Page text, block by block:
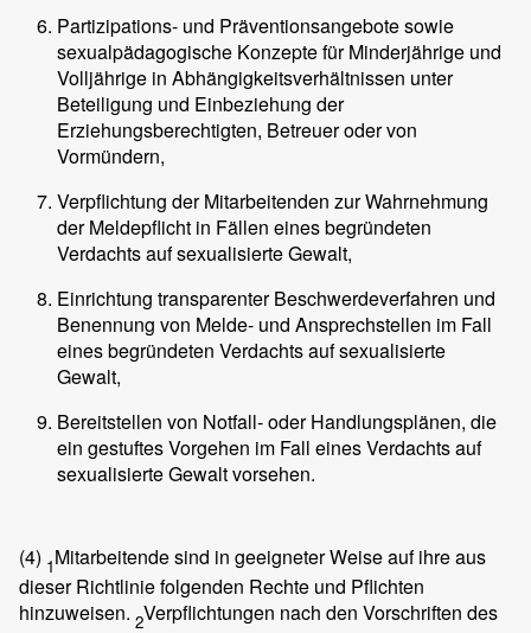
Partizipations- und Präventionsangebote sowie
sexualpädagogische Konzepte für Minderjährige und
Volljährige in Abhängigkeitsverhältnissen unter
Beteiligung und Einbeziehung der
Erziehungsberechtigten, Betreuer oder von
Vormündern,
Verpflichtung der Mitarbeitenden zur Wahrnehmung
der Meldepflicht in Fällen eines begründeten
Verdachts auf sexualisierte Gewalt,
Einrichtung transparenter Beschwerdeverfahren und
Benennung von Melde- und Ansprechstellen im Fall
eines begründeten Verdachts auf sexualisierte
Gewalt,
Bereitstellen von Notfall- oder Handlungsplänen, die
ein gestuftes Vorgehen im Fall eines Verdachts auf
sexualisierte Gewalt vorsehen.
(4) 1Mitarbeitende sind in geeigneter Weise auf ihre aus
dieser Richtlinie folgenden Rechte und Pflichten
hinzuweisen. 2Verpflichtungen nach den Vorschriften des